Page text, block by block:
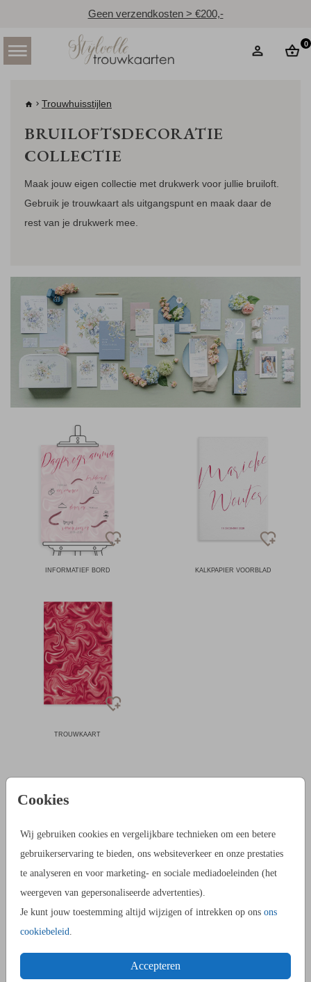
Geen verzendkosten > €200,-
0
Cookies
Wij gebruiken cookies en vergelijkbare technieken om een betere
gebruikerservaring te bieden, ons websiteverkeer en onze prestaties
te analyseren en voor marketing- en sociale mediadoeleinden (het
weergeven van gepersonaliseerde advertenties).
Je kunt jouw toestemming altijd wijzigen of intrekken op ons ons
cookiebeleid
Accepteren
Trouwhuisstijlen
BRUILOFTSDECORATIE
COLLECTIE
Maak jouw eigen collectie met drukwerk voor jullie bruiloft.
Gebruik je trouwkaart als uitgangspunt en maak daar de
rest van je drukwerk mee.
INFORMATIEF BORD KALKPAPIER VOORBLAD
TROUWKAART
TROUWKAARTENSETS MAKEN
Voor het maken van een trouwkaartenset is het belangrijk om,
voordat je begint met ontwerpen, te bedenken wat je allemaal
gaat maken. Dit helpt je met het bepalen van de eventuele
verschillende vormen en achtergrondkleuren. Zo maak je een
samenhangende set die leuk is om te zien.
Het is leuk om drukwerk te maken voor op je dag. Het kan alleen